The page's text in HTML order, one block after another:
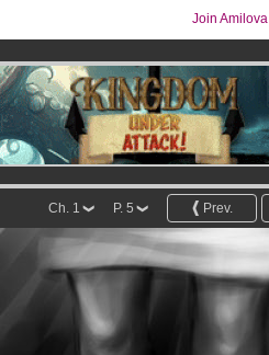
Join Amilova
Prev.
P. 5
Ch. 1